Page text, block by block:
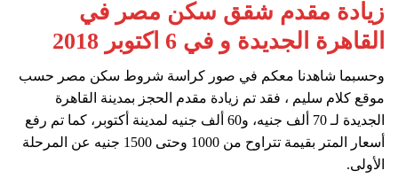
زيادة مقدم شقق سكن مصر في
القاهرة الجديدة و في 6 اكتوبر 2018
وحسبما شاهدنا معكم في صور كراسة شروط سكن مصر حسب
موقع كلام سليم ، فقد تم زيادة مقدم الحجز بمدينة القاهرة
الجديدة لـ 70 ألف جنيه، و60 ألف جنيه لمدينة أكتوبر، كما تم رفع
أسعار المتر بقيمة تتراوح من 1000 وحتى 1500 جنيه عن المرحلة
الأولى.